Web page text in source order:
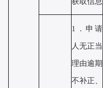
1．申请
人无正当
理由逾期
不补正、